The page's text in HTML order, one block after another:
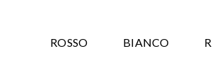
ROSSO BIANCO